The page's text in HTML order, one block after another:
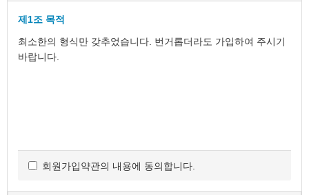
제1조 목적
최소한의 형식만 갖추었습니다. 번거롭더라도 가입하여 주시기
바랍니다.
회원가입약관의 내용에 동의합니다.